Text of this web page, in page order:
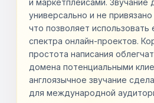
и маркетплейсами. Звучание
универсально и не
что позволяет использовать
спектра онлайн-проектов.
простота написания
домена потенциальными
англоязычное звучание
для международной